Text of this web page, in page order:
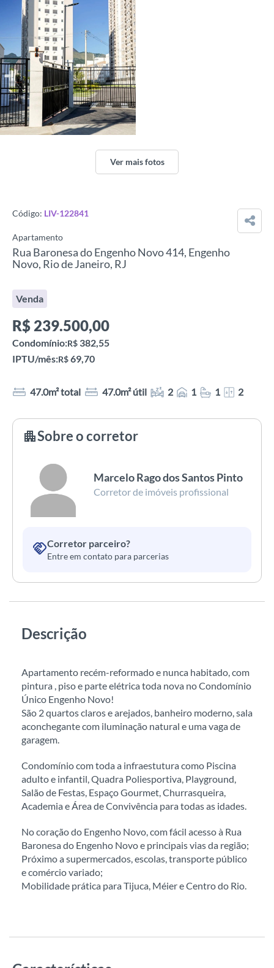
Ver mais fotos
Código: LIV-122841
Apartamento
Rua Baronesa do Engenho Novo 414, Engenho
Novo, Rio de Janeiro, RJ
Venda
R$239.500,00
Condomínio:R$ 382,55
IPTU/mês:R$69,70
47.0m² total 47.0m² útil 2 1 1 2
apartmentSobre o corretor
Marcelo Rago dos Santos Pinto
Corretor de imóveis profissional
handshakeCorretor parceiro?
Entre em contato para parcerias
Descrição
Apartamento recém-reformado e nunca habitado, com
pintura , piso e parte elétrica toda nova no Condomínio
Único Engenho Novo!
São 2 quartos claros e arejados, banheiro moderno, sala
aconchegante com iluminação natural e uma vaga de
garagem.
Condomínio com toda a infraestutura como Piscina
adulto e infantil, Quadra Poliesportiva, Playground,
Salão de Festas, Espaço Gourmet, Churrasqueira,
Academia e Área de Convivência para todas as idades.
No coração do Engenho Novo, com fácil acesso à Rua
Baronesa do Engenho Novo e principais vias da região;
Próximo a supermercados, escolas, transporte público
e comércio variado;
Mobilidade prática para Tijuca, Méier e Centro do Rio.